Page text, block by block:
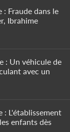
: Fraude dans le
Ibrahime
: Un véhicule de
avec un
: L'établissement
enfants dès